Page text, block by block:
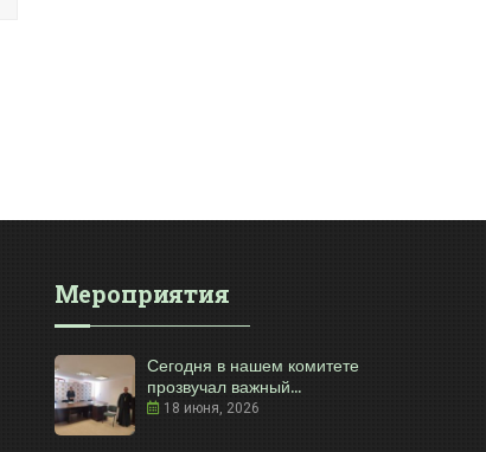
Мероприятия
Сегодня в нашем комитете
прозвучал важный...
18 июня, 2026